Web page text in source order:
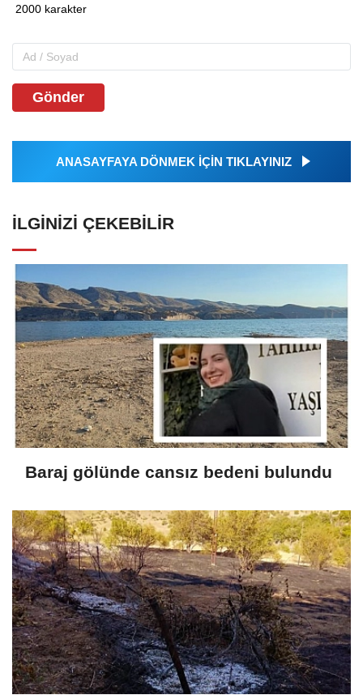
Gönder
ANASAYFAYA DÖNMEK İÇİN TIKLAYINIZ
İLGINIZI ÇEKEBILIR
Baraj gölünde cansız bedeni bulundu